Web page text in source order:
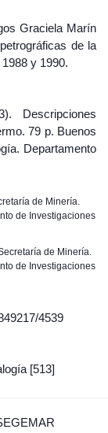
Graciela Marín
de la
y 1990.
Descripciones
79 p. Buenos
Departamento
de Minería.
de Investigaciones
de Minería.
de Investigaciones
4539
[513]